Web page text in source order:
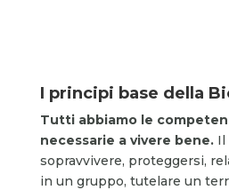
I principi base della
Tutti abbiamo le
necessarie a vivere bene. Il
sopravvivere, proteggersi,
in un gruppo, tutelare un